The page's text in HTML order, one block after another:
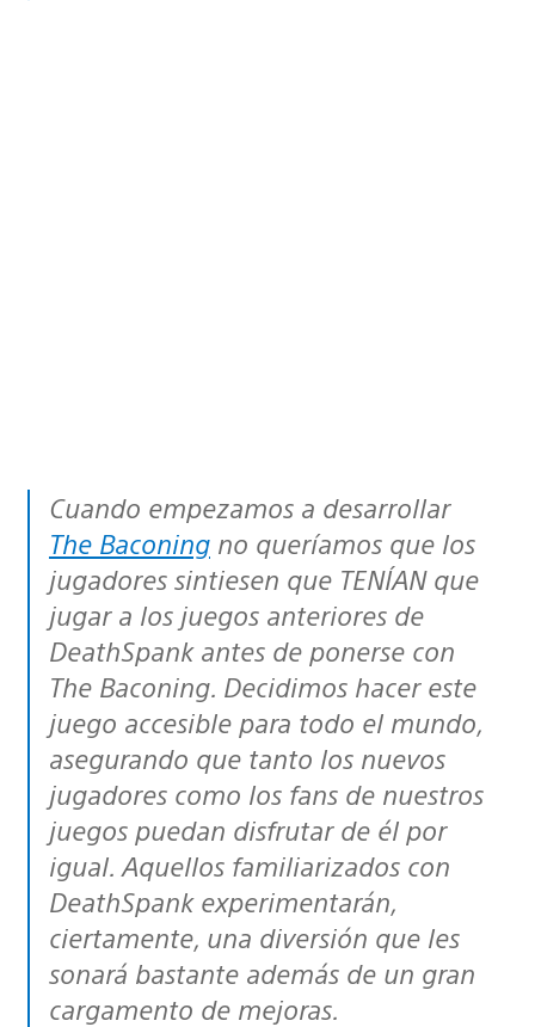
Cuando empezamos a desarrollar
The Baconing no queríamos que los
jugadores sintiesen que TENÍAN que
jugar a los juegos anteriores de
DeathSpank antes de ponerse con
The Baconing. Decidimos hacer este
juego accesible para todo el mundo,
asegurando que tanto los nuevos
jugadores como los fans de nuestros
juegos puedan disfrutar de él por
igual. Aquellos familiarizados con
DeathSpank experimentarán,
ciertamente, una diversión que les
sonará bastante además de un gran
cargamento de mejoras.